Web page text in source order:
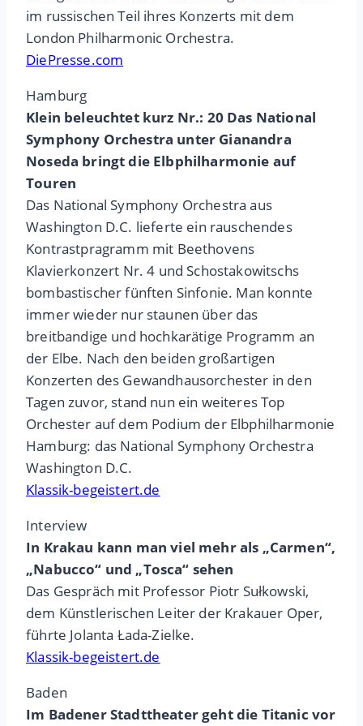
im russischen Teil ihres Konzerts mit dem
London Philharmonic Orchestra.
DiePresse.com
Hamburg
Klein beleuchtet kurz Nr.: 20 Das National
Symphony Orchestra unter Gianandra
Noseda bringt die Elbphilharmonie auf
Touren
Das National Symphony Orchestra aus
Washington D.C. lieferte ein rauschendes
Kontrastpragramm mit Beethovens
Klavierkonzert Nr. 4 und Schostakowitschs
bombastischer fünften Sinfonie. Man konnte
immer wieder nur staunen über das
breitbandige und hochkarätige Programm an
der Elbe. Nach den beiden großartigen
Konzerten des Gewandhausorchester in den
Tagen zuvor, stand nun ein weiteres Top
Orchester auf dem Podium der Elbphilharmonie
Hamburg: das National Symphony Orchestra
Washington D.C.
Klassik-begeistert.de
Interview
In Krakau kann man viel mehr als „Carmen“,
„Nabucco“ und „Tosca“ sehen
Das Gespräch mit Professor Piotr Sułkowski,
dem Künstlerischen Leiter der Krakauer Oper,
führte Jolanta Łada-Zielke.
Klassik-begeistert.de
Baden
Im Badener Stadttheater geht die Titanic vor